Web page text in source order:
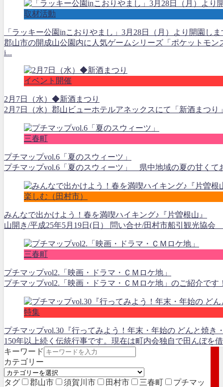
取材活動
「ラッキー公園inこおりやまし」3月28日（月）より開園しま
郡山市の開成山公園内に人気ゲームシリーズ「ポケットモ
i...
イベント開催
2月7日（水）◆新酒まつり
2月7日（水）郡山ビューホテルアネックスにて「新酒まつ
三春町
プチマップvol.6「夏のスウィーツ」
プチマップvol.6「夏のスウィーツ」 県中地域の夏の甘く
楽しむ（田村市）
みんなで出かけよう！春を満喫ハイキング♪『片曽根山』
山開き/平成25年5月19日(日） 問い合せ/田村市船引観光協会
三春町
プチマップvol2.「映画・ドラマ・ＣＭロケ地」
プチマップvol2.「映画・ドラマ・ＣＭロケ地」のご紹介
特集
プチマップvol.30『行ってみよう！年末・年始の どんと焼
150年以上続く伝統行事です。現在は町内会独自で田んぼを
キーワード
カテゴリー
タグ 郡山市 須賀川市 田村市 三春町
プチマッ